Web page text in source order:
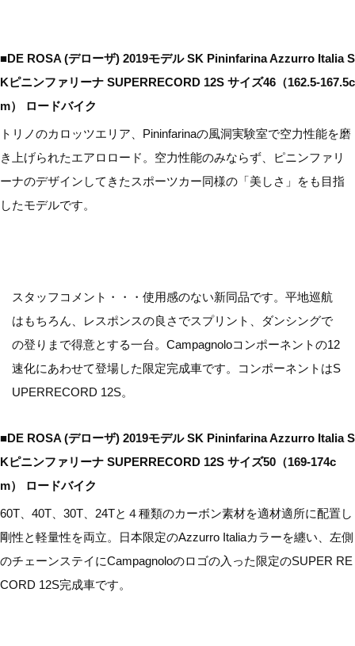
■DE ROSA (デローザ) 2019モデル SK Pininfarina Azzurro Italia S
Kピニンファリーナ SUPERRECORD 12S サイズ46（162.5-167.5c
m） ロードバイク
トリノのカロッツエリア、Pininfarinaの風洞実験室で空力性能を磨
き上げられたエアロロード。空力性能のみならず、ピニンファリ
ーナのデザインしてきたスポーツカー同様の「美しさ」をも目指
したモデルです。
スタッフコメント・・・使用感のない新同品です。平地巡航
はもちろん、レスポンスの良さでスプリント、ダンシングで
の登りまで得意とする一台。Campagnoloコンポーネントの12
速化にあわせて登場した限定完成車です。コンポーネントはS
UPERRECORD 12S。
■DE ROSA (デローザ) 2019モデル SK Pininfarina Azzurro Italia S
Kピニンファリーナ SUPERRECORD 12S サイズ50（169-174c
m） ロードバイク
60T、40T、30T、24Tと４種類のカーボン素材を適材適所に配置し
剛性と軽量性を両立。日本限定のAzzurro Italiaカラーを纏い、左側
のチェーンステイにCampagnoloのロゴの入った限定のSUPER RE
CORD 12S完成車です。